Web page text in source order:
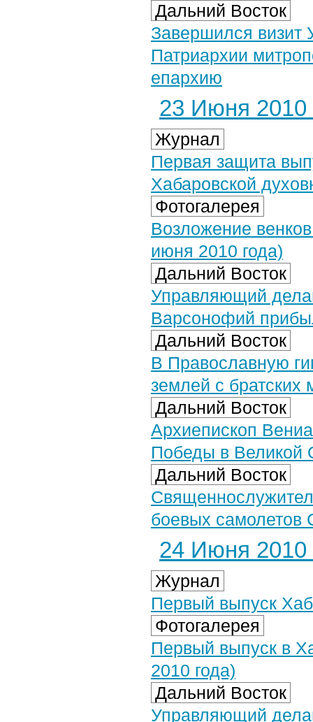
Дальний Восток
Завершился визит
Патриархии
епархию
23 Июня 2010
Журнал
Первая защита
Хабаровской
Фотогалерея
Возложение
июня 2010 года)
Дальний Восток
Управляющий
Варсонофий
Дальний Восток
В Православную
землей с братских
Дальний Восток
Архиепископ
Победы в Великой
Дальний Восток
боевых самолетов
24 Июня 2010
Журнал
Первый выпуск
Фотогалерея
Первый выпуск в
2010 года)
Дальний Восток
Управляющий